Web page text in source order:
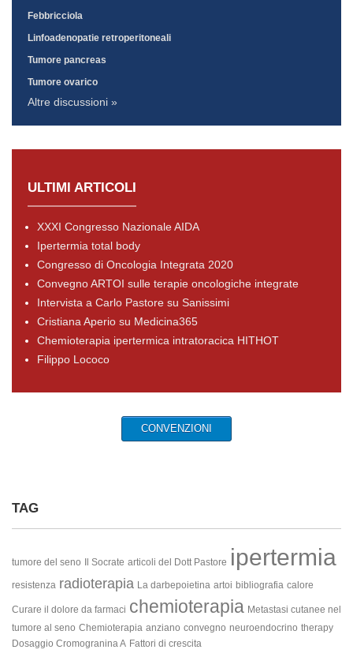
Febbricciola
Linfoadenopatie retroperitoneali
Tumore pancreas
Tumore ovarico
Altre discussioni »
ULTIMI ARTICOLI
XXXI Congresso Nazionale AIDA
Ipertermia total body
Congresso di Oncologia Integrata 2020
Convegno ARTOI sulle terapie oncologiche integrate
Intervista a Carlo Pastore su Sanissimi
Cristiana Aperio su Medicina365
Chemioterapia ipertermica intratoracica HITHOT
Filippo Lococo
CONVENZIONI
TAG
tumore del seno Il Socrate articoli del Dott Pastore ipertermia
resistenza radioterapia La darbepoietina artoi bibliografia calore
Curare il dolore da farmaci chemioterapia Metastasi cutanee nel
tumore al seno Chemioterapia anziano convegno neuroendocrino therapy
Dosaggio Cromogranina A Fattori di crescita